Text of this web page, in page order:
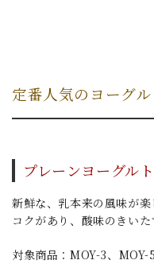
定番人気のヨーグル
プレーンヨーグルト
新鮮な、乳本来の風味が
コクがあり、酸味のきいた
対象商品：MOY-3、